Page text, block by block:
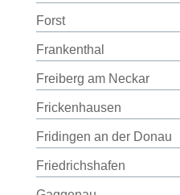
Forst
Frankenthal
Freiberg am Neckar
Frickenhausen
Fridingen an der Donau
Friedrichshafen